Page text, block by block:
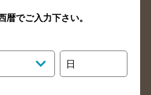
徳島県のバー検索
福岡県のバー検索
佐賀県のバー検索
暦でご入力下さい。
日